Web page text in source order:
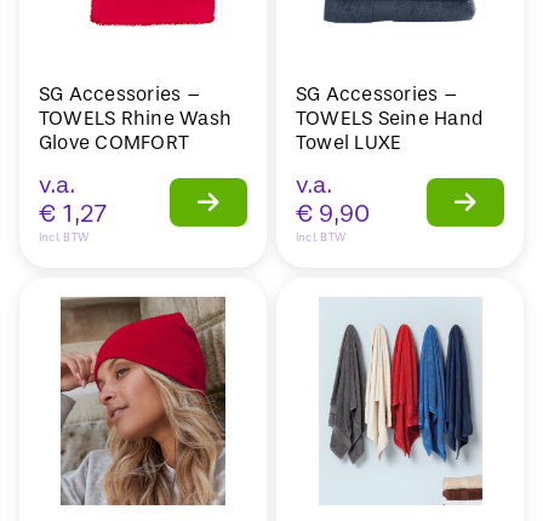
SG Accessories –
TOWELS Rhine Wash
Glove COMFORT
v.a.
€ 1,27
Incl. BTW
SG Accessories –
TOWELS Seine Hand
Towel LUXE
v.a.
€ 9,90
Incl. BTW